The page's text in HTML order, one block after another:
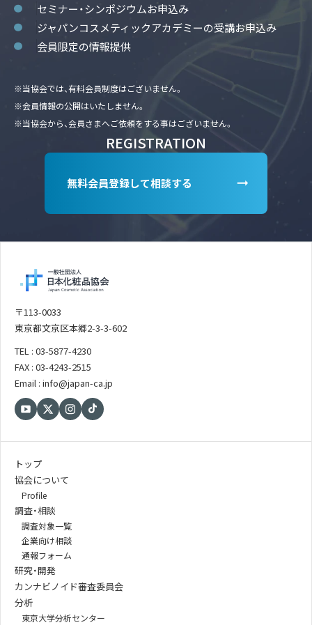
セミナー・シンポジウムお申込み
ジャパンコスメティックアカデミーの受講お申込み
会員限定の情報提供
※当協会では、有料会員制度はございません。
※会員情報の公開はいたしません。
※当協会から、会員さまへご依頼をする事はございません。
REGISTRATION
無料会員登録して相談する
〒113-0033
東京都文京区本郷2-3-3-602
TEL : 03-5877-4230
FAX : 03-4243-2515
Email : info@japan-ca.jp
トップ
協会について
Profile
調査・相談
調査対象一覧
企業向け相談
通報フォーム
研究・開発
カンナビノイド審査委員会
分析
東京大学分析センター